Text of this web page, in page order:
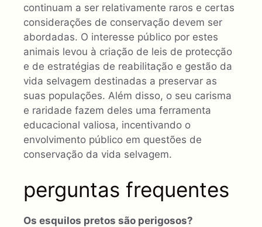
continuam a ser relativamente raros e certas
considerações de conservação devem ser
abordadas. O interesse público por estes
animais levou à criação de leis de protecção
e de estratégias de reabilitação e gestão da
vida selvagem destinadas a preservar as
suas populações. Além disso, o seu carisma
e raridade fazem deles uma ferramenta
educacional valiosa, incentivando o
envolvimento público em questões de
conservação da vida selvagem.
perguntas frequentes
Os esquilos pretos são perigosos?